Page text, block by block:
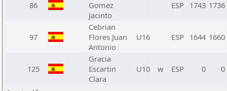
86
Gomez
Jacinto
ESP 1743 1736
97
Cebrian
Flores Juan
Antonio
U16 ESP 1644 1660
125
Gracia
Escartin
Clara
U10 w ESP 0 0